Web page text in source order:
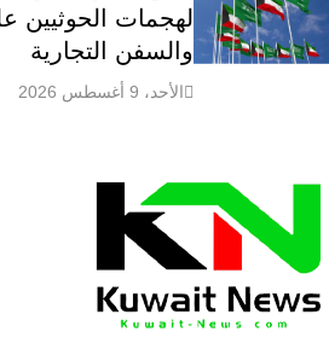
لهجمات الحوثيين
والسفن التجارية
الأحد، 9 أغسطس 2026